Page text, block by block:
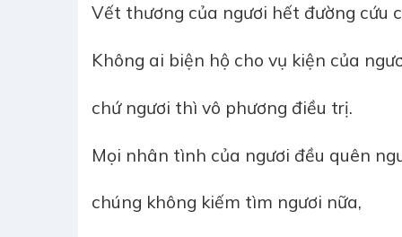
Vết thương của ngươi hết đường cứu
Không ai biện hộ cho vụ kiện của
chứ ngươi thì vô phương điều trị.
Mọi nhân tình của ngươi đều quên
chúng không kiếm tìm ngươi nữa,